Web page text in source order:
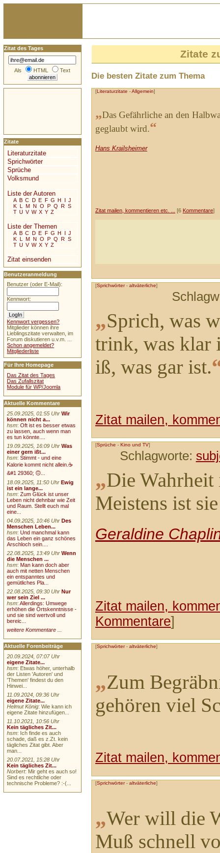
Zitate
Die besten Zitate zum Thema
[Literaturzitate -Allgemein]
„Das Gefährliche an den
geglaubt wird.“
Hans Krailsheimer
Zitat mailen, kommentieren etc. ... [6 Kommentare]
[Sprichwörter- altväterliche]
„Sprich, was
trink, was klar
iß, was gar ist.
Zitat mailen,
[Sprüche - Kino und TV]
Schlagworte:
„Die Wahrheit
Meistens ist
Geraldine
Zitat mailen,
Kommentare]
[Sprichwörter- altväterliche]
„Zum
gehören viel
Zitat mailen,
[Sprichwörter- altväterliche]
„Wer will die
Muß schnell
Zitat des Tages
Als HTML Text
Zitate
Literaturzitate
Sprichwörter
Sprüche
Volksmund
Liste der Autoren
A B C D E F G H I J
K L M N O P Q R S
T U V W X Y Z
Liste der Themen
A B C D E F G H I J
K L M N O P Q R S
T U V W X Y Z
Zitat einsenden
Benutzeranmeldung
Benutzer (oder E-Mail):
Kennwort:
Kennwort vergessen?
Mitglieder können ihre
Lieblingszitate verwalten, im
Forum diskutieren u.v.m. ...
Schon angemeldet?
Mitgliederliste
Für Ihre Homepage
Das Zitat des Tages
Das Zufallszitat
Module für WP/Joomla
Aktuelle Kommentare
25.09.2025, 01:55 Uhr Wir
können nicht a...
hsm:Oft ist es besser etwas
zu lassen, auch wenn man
es tun könnte....
19.09.2025, 16:09 Uhr Was
einer gern ißt...
hsm:Stimmt - und eine
Kalorie kommt nicht allein.☕
&#1 29360; 🙃...
18.09.2025, 11:50 Uhr Ewig
ist ein lange...
hsm:Zum Glück ist unser
Leben nicht dehnbar wie Zeit
und Raum. Stellt euch mal
eine...
04.09.2025, 10:46 Uhr Des
Menschen Leben...
hsm:Und manchmal kann
das Leben ein ganz schönes
Arschloch sein....
22.08.2025, 13:49 Uhr Wenn
die Menschen ...
hsm:Man kann doch aber
auch mit netten Menschen
ein entspanntes und
gemütliches Pla...
22.08.2025, 09:30 Uhr Nur
wer sein Ziel ...
hsm:Allerdings: Umwege
erhöhen die Ortskenntnisse -
und sie sind wertvoll und
bereic...
weitere Kommentare ...
Aktuelle Forenbeiträge
20.09.2024, 07:07 Uhr
eigene Zitate...
hsm: Etwas höher, unterhalb
der Listen 'Autoren' und
'Themen' findest du den
Hinwei...
11.09.2024, 09:36 Uhr
eigene Zitate...
Helmut König: Wie kann ich
eigene Zitate hinzufügen...
11.10.2021, 10:56 Uhr
Kein tägliches Zit...
hsm: Ich finde es auch
schade, daß es z.Zt. kein
tägliches Zitat gibt. Aber
man...
20.07.2021, 15:28 Uhr
Kein tägliches Zit...
Norbert: Mir geht es auch so!
Sind es rechtliche oder
technische Probleme? :-(...